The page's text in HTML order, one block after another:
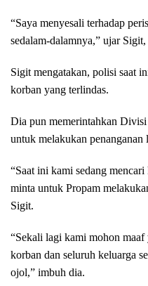
“Saya menyesali terhadap
sedalam-dalamnya,” ujar
Sigit mengatakan, polisi saat
korban yang terlindas.
Dia pun memerintahkan
untuk melakukan penanganan
“Saat ini kami sedang
minta untuk Propam
Sigit.
“Sekali lagi kami mohon maaf
korban dan seluruh keluarga
ojol,” imbuh dia.